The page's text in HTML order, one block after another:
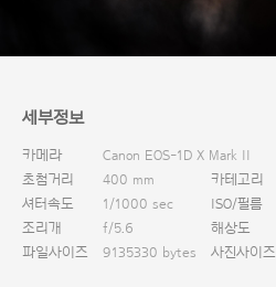
세부정보
카메라
Canon EOS-1D X Mark II
초첨거리
400 mm 카테고리
셔터속도
1/1000 sec ISO/필름
조리개
f/5.6 해상도
파일사이즈
9135330 bytes 사진사이즈